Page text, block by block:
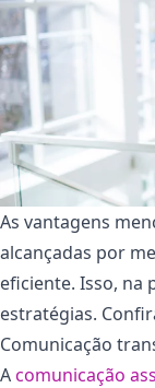
As vantagens
alcançadas por
eficiente. Isso, na
estratégias.
Comunicação
Acomunicação